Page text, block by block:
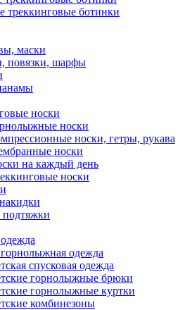
треккинговые ботинки
маски
повязки, шарфы
носки
носки
носки, гетры, рукава
носки
на каждый день
носки
горнолыжная одежда
спусковая одежда
горнолыжные брюки
горнолыжные куртки
комбинезоны